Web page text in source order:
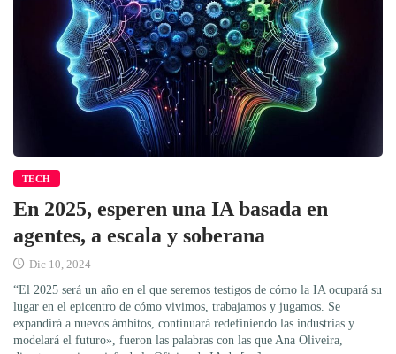
TECH
En 2025, esperen una IA basada en
agentes, a escala y soberana
Dic 10, 2024
“El 2025 será un año en el que seremos testigos de cómo la IA ocupará su
lugar en el epicentro de cómo vivimos, trabajamos y jugamos. Se
expandirá a nuevos ámbitos, continuará redefiniendo las industrias y
modelará el futuro», fueron las palabras con las que Ana Oliveira,